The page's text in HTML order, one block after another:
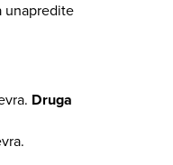
unapredite
Druga